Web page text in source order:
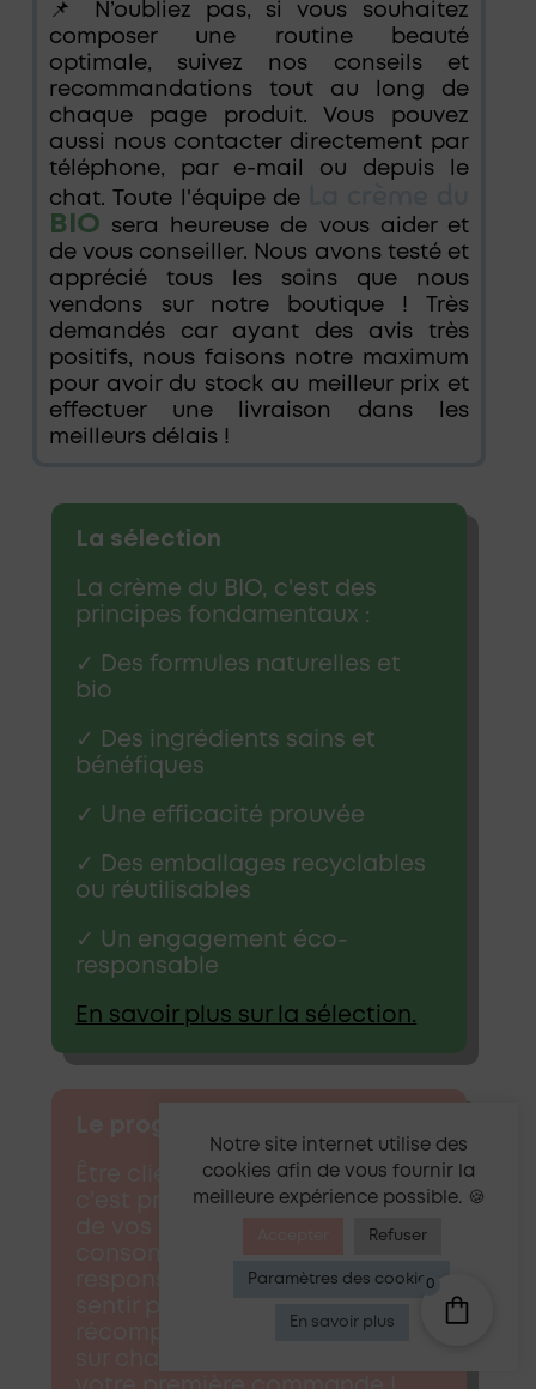
📌 N’oubliez pas, si vous souhaitez
composer une routine beauté
optimale, suivez nos conseils et
recommandations tout au long de
chaque page produit. Vous pouvez
aussi nous contacter directement par
téléphone, par e-mail ou depuis le
chat. Toute l'équipe de
BIO sera heureuse de vous aider et
de vous conseiller. Nous avons testé et
apprécié tous les soins que nous
vendons sur notre boutique ! Très
demandés car ayant des avis très
positifs, nous faisons notre maximum
pour avoir du stock au meilleur prix et
effectuer une livraison dans les
meilleurs délais !
La sélection
La crème du BIO, c'est des
principes fondamentaux :
✓ Des formules naturelles et
bio
✓ Des ingrédients sains et
bénéfiques
✓ Une efficacité prouvée
✓ Des emballages recyclables
ou réutilisables
✓ Un engagement éco-
responsable
En savoir plus sur la sélection.
Être client(e) La crème du BIO,
c'est prendre soin de vous et
responsable, et c'est aussi se
récompensé(e) en bon d'achat
Notre site internet utilise des
cookies afin de vous fournir la
meilleure expérience possible. 🍪
Refuser
Paramètres des cookies
En savoir plus
0